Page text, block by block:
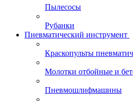
Пылесосы
Рубанки
Пневматический инструмент
Краскопульты
Молотки отбойные и
Пневмошлифмашины